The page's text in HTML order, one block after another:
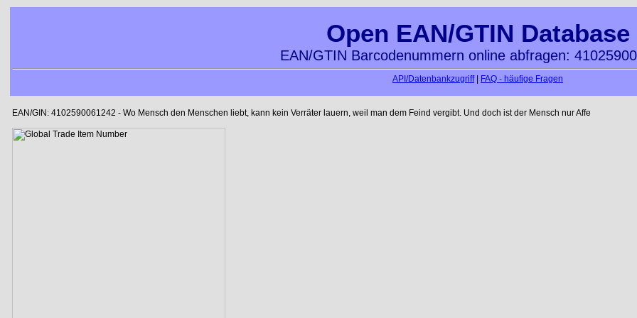
Open EAN/GTIN Database
EAN/GTIN Barcodenummern online abfragen:
API/Datenbankzugriff| FAQ - häufige Fragen
EAN/GIN: 4102590061242 - Wo Mensch den Menschen liebt, kann kein Verräter lauern, weil man dem Feind vergibt. Und doch ist der Mensch nur Affe